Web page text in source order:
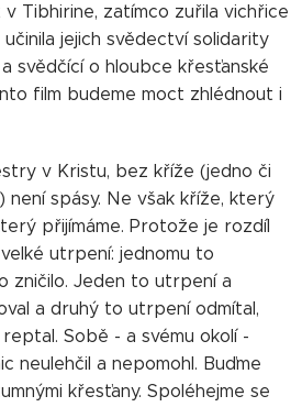
Tibhirine, zatímco zuřila vichřice
jejich svědectví solidarity
svědčící o hloubce křesťanské
film budeme moct zhlédnout i
v Kristu, bez kříže (jedno či
není spásy. Ne však kříže, který
přijímáme. Protože je rozdíl
utrpení: jednomu to
zničilo. Jeden to utrpení a
a druhý to utrpení odmítal,
Sobě - a svému okolí -
neulehčil a nepomohl. Buďme
křesťany. Spoléhejme se